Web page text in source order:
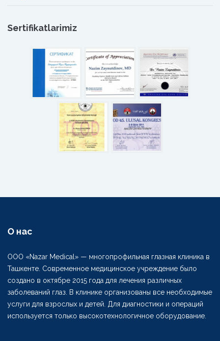
Sertifikatlarimiz
О нас
ООО «Nazar Medical» — многопрофильная глазная клиника в
Ташкенте. Современное медицинское учреждение было
создано в октябре 2015 года для лечения различных
заболеваний глаз. В клинике организованы все необходимые
услуги для взрослых и детей. Для диагностики и операций
используется только высокотехнологичное оборудование.